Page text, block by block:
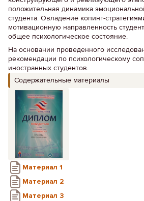
положительная динамика
студента. Овладение копинг-
мотивационную направленность
общее психологическое состояние.
На основании проведенного
рекомендации по психологическому
иностранных студентов.
Содержательные материалы
Материал 1
Материал 2
Материал 3